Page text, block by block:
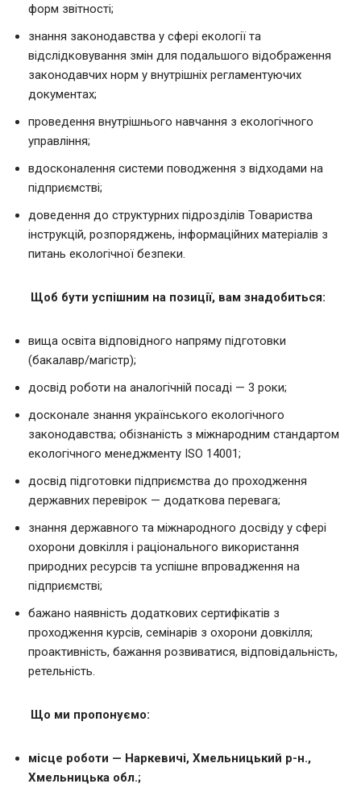
форм звітності;
знання законодавства у сфері екології та
відслідковування змін для подальшого відображення
законодавчих норм у внутрішніх регламентуючих
документах;
проведення внутрішнього навчання з екологічного
управління;
вдосконалення системи поводження з відходами на
підприємстві;
доведення до структурних підрозділів Товариства
інструкцій, розпоряджень, інформаційних матеріалів з
питань екологічної безпеки.
Щоб бути успішним на позиції, вам знадобиться:
вища освіта відповідного напряму підготовки
(бакалавр/магістр);
досвід роботи на аналогічній посаді — 3 роки;
досконале знання українського екологічного
законодавства; обізнаність з міжнародним стандартом
екологічного менеджменту ISO 14001;
досвід підготовки підприємства до проходження
державних перевірок — додаткова перевага;
знання державного та міжнародного досвіду у сфері
охорони довкілля і раціонального використання
природних ресурсів та успішне впровадження на
підприємстві;
бажано наявність додаткових сертифікатів з
проходження курсів, семінарів з охорони довкілля;
проактивність, бажання розвиватися, відповідальність,
ретельність.
Що ми пропонуємо:
міcце роботи — Наркевичі, Хмельницький р-н.,
Хмельницька обл.;